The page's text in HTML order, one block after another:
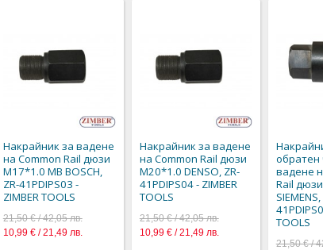
Накрайник за вадене
на Common Rail дюзи
M17*1.0 MB BOSCH,
ZR-41PDIPS03 -
ZIMBER TOOLS
21,50 € / 42,05 лв.
10,99 € / 21,49 лв.
Накрайник за вадене
на Common Rail дюзи
M20*1.0 DENSO, ZR-
41PDIPS04 - ZIMBER
TOOLS
21,50 € / 42,05 лв.
10,99 € / 21,49 лв.
обратен
вадене
Rail
TOOLS
21,50 € /